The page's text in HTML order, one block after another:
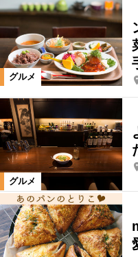
グルメ
グルメ